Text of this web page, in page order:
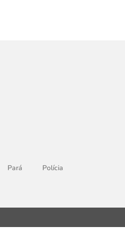
Pará Polícia